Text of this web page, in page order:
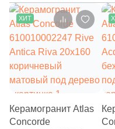
Myr Ceramica (15
NEWKER (2)
NSmosaic (4)
Navarti (
New Trend (
Nice Ker (
ХИТ
Керамогранит Atlas
Concorde